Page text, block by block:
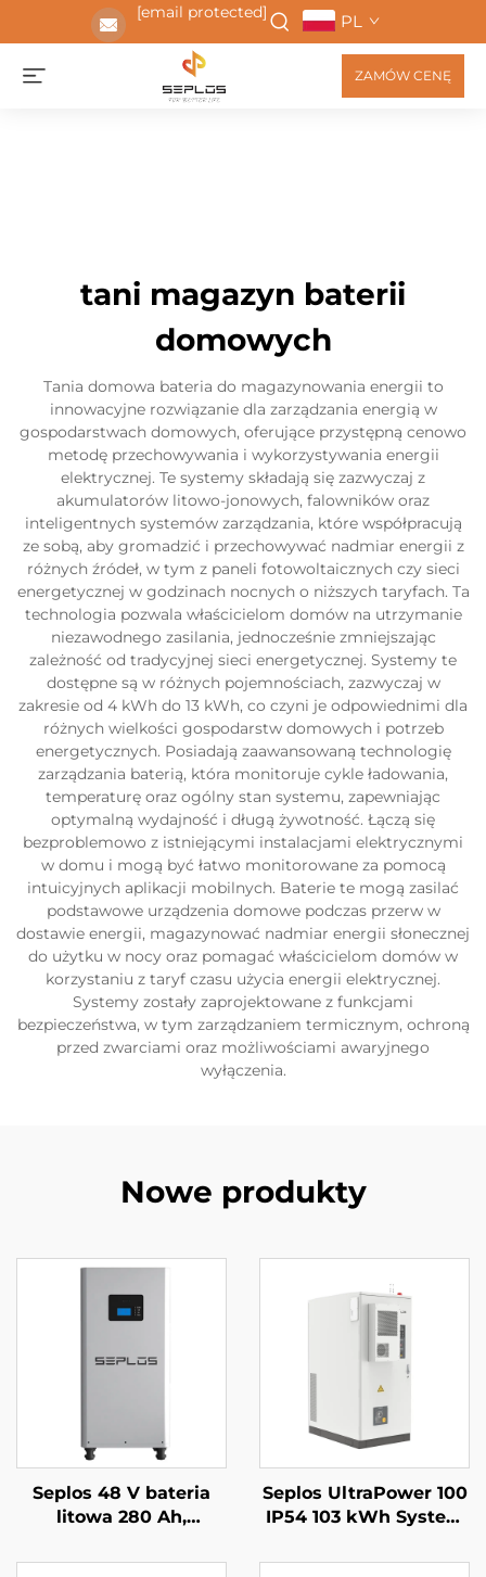
[email protected] PL
ZAMÓW CENĘ
tani magazyn baterii
domowych
Tania domowa bateria do magazynowania energii to
innowacyjne rozwiązanie dla zarządzania energią w
gospodarstwach domowych, oferujące przystępną cenowo
metodę przechowywania i wykorzystywania energii
elektrycznej. Te systemy składają się zazwyczaj z
akumulatorów litowo-jonowych, falowników oraz
inteligentnych systemów zarządzania, które współpracują
ze sobą, aby gromadzić i przechowywać nadmiar energii z
różnych źródeł, w tym z paneli fotowoltaicznych czy sieci
energetycznej w godzinach nocnych o niższych taryfach. Ta
technologia pozwala właścicielom domów na utrzymanie
niezawodnego zasilania, jednocześnie zmniejszając
zależność od tradycyjnej sieci energetycznej. Systemy te
dostępne są w różnych pojemnościach, zazwyczaj w
zakresie od 4 kWh do 13 kWh, co czyni je odpowiednimi dla
różnych wielkości gospodarstw domowych i potrzeb
energetycznych. Posiadają zaawansowaną technologię
zarządzania baterią, która monitoruje cykle ładowania,
temperaturę oraz ogólny stan systemu, zapewniając
optymalną wydajność i długą żywotność. Łączą się
bezproblemowo z istniejącymi instalacjami elektrycznymi
w domu i mogą być łatwo monitorowane za pomocą
intuicyjnych aplikacji mobilnych. Baterie te mogą zasilać
podstawowe urządzenia domowe podczas przerw w
dostawie energii, magazynować nadmiar energii słonecznej
do użytku w nocy oraz pomagać właścicielom domów w
korzystaniu z taryf czasu użycia energii elektrycznej.
Systemy zostały zaprojektowane z funkcjami
bezpieczeństwa, w tym zarządzaniem termicznym, ochroną
przed zwarciami oraz możliwościami awaryjnego
wyłączenia.
Nowe produkty
Seplos 48 V bateria
litowa 280 Ah,
magazynowania
Seplos UltraPower 100
IP54 103 kWh System
energii komercyjnej z